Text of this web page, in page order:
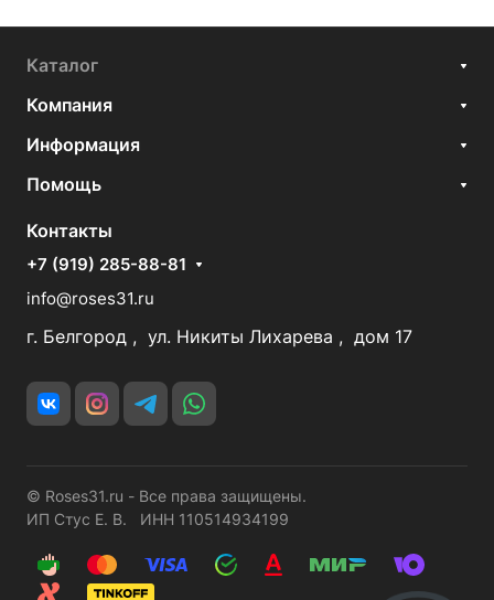
Каталог
Компания
Информация
Помощь
Контакты
+7 (919) 285-88-81
info@roses31.ru
г. Белгород , ул. Никиты Лихарева , дом 17
© Roses31.ru - Все права защищены.
ИП Стус Е. В. ИНН 110514934199